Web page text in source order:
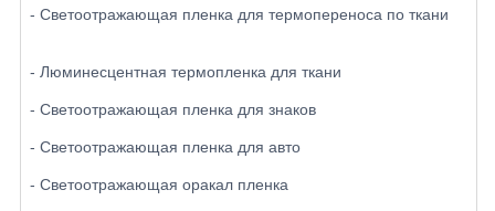
- Светоотражающая пленка для термопереноса по ткани
- Люминесцентная термопленка для ткани
- Светоотражающая пленка для знаков
- Светоотражающая пленка для авто
- Светоотражающая оракал пленка